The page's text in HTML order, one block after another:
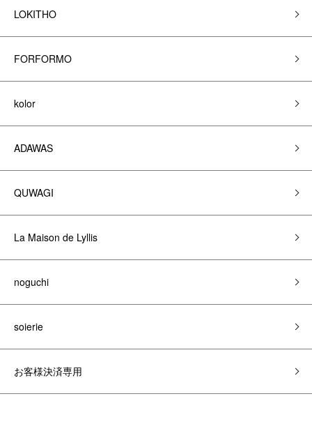
LOKITHO
FORFORMO
kolor
ADAWAS
QUWAGI
La Maison de Lyllis
noguchi
soierie
お客様決済専用